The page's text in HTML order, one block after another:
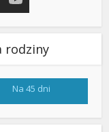
rodziny
Na 45 dni